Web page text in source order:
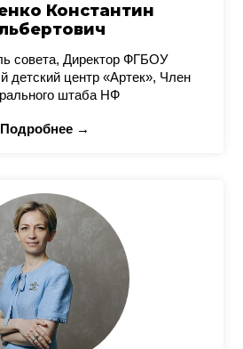
Константин
совета, Директор ФГБОУ
детский центр «Артек», Член
штаба НФ
Подробнее →